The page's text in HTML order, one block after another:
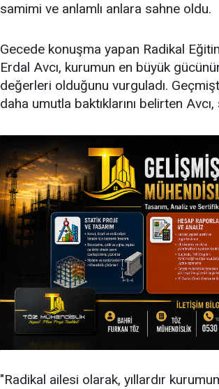
samimi ve anlamlı anlara sahne oldu.
Gecede konuşma yapan Radikal
Erdal Avcı, kurumun en büyük
değerleri olduğunu vurguladı.
daha umutla baktıklarını belirten
"Radikal ailesi olarak, yıllardır